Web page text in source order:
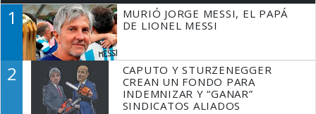
1
MURIÓ JORGE MESSI, EL PAPÁ
DE LIONEL MESSI
2
CAPUTO Y STURZENEGGER
CREAN UN FONDO PARA
INDEMNIZAR Y “GANAR”
SINDICATOS ALIADOS